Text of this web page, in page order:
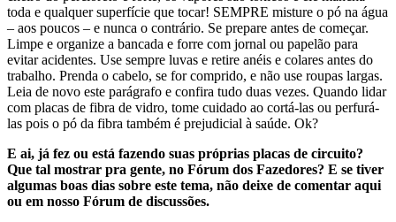
toda e qualquer superfície que tocar! SEMPRE misture o pó na água
– aos poucos – e nunca o contrário. Se prepare antes de começar.
Limpe e organize a bancada e forre com jornal ou papelão para
evitar acidentes. Use sempre luvas e retire anéis e colares antes do
trabalho. Prenda o cabelo, se for comprido, e não use roupas largas.
Leia de novo este parágrafo e confira tudo duas vezes. Quando lidar
com placas de fibra de vidro, tome cuidado ao cortá-las ou perfurá-
las pois o pó da fibra também é prejudicial à saúde. Ok?
E ai, já fez ou está fazendo suas próprias placas de circuito?
Que tal mostrar pra gente, no Fórum dos Fazedores? E se tiver
algumas boas dias sobre este tema, não deixe de comentar aqui
ou em nosso Fórum de discussões.